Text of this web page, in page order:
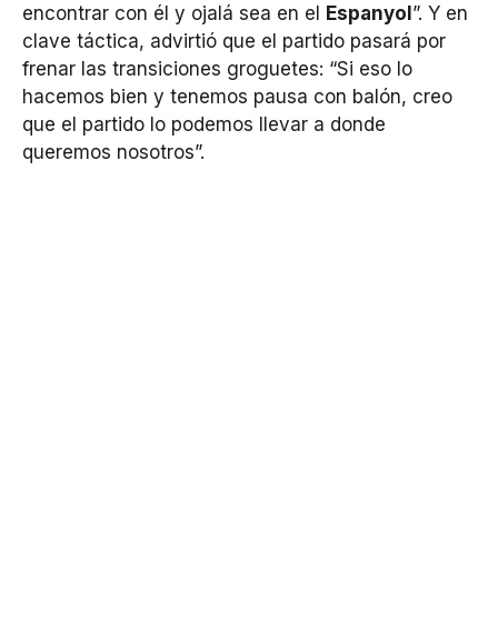
encontrar con él y ojalá sea en el Espanyol”. Y en
clave táctica, advirtió que el partido pasará por
frenar las transiciones groguetes: “Si eso lo
hacemos bien y tenemos pausa con balón, creo
que el partido lo podemos llevar a donde
queremos nosotros”.